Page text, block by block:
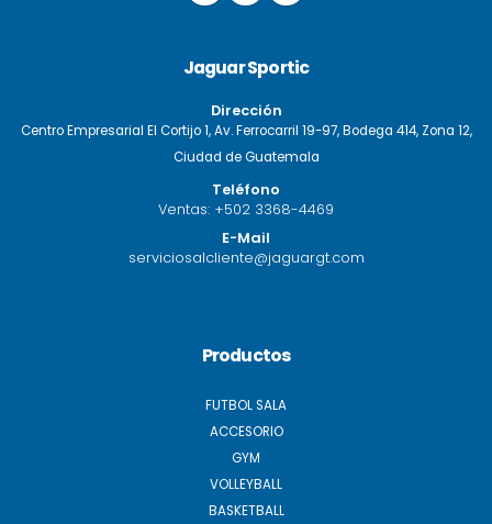
Jaguar Sportic
Dirección
Centro Empresarial El Cortijo 1, Av. Ferrocarril 19-97, Bodega 414, Zona 12,
Ciudad de Guatemala
Teléfono
Ventas: +502 3368-4469
E-Mail
serviciosalcliente@jaguargt.com
Productos
FUTBOL SALA
ACCESORIO
GYM
VOLLEYBALL
BASKETBALL